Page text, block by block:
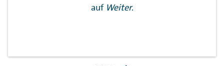
auf Weiter.